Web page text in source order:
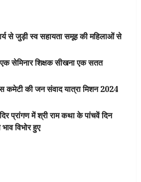
से जुड़ी स्व सहायता समूह की महिलाओं से
सेमिनार शिक्षक सीखना एक सतत
कमेटी की जन संवाद यात्रा मिशन 2024
प्रांगण में श्री राम कथा के पांचवें दिन
विभोर हुए